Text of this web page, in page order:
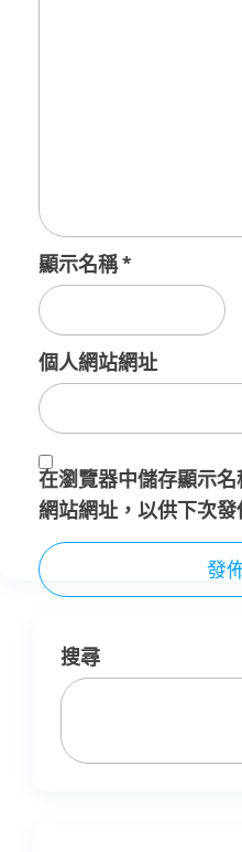
顯示名稱*
個人網站網址
在瀏覽器中儲存顯示
網站網址，以供下次發
搜尋